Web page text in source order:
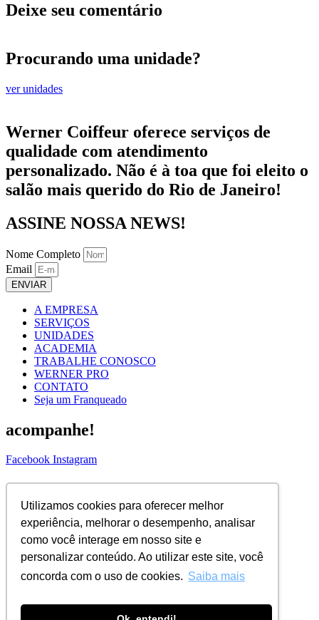
Utilizamos cookies para oferecer melhor
experiência, melhorar o desempenho, analisar
como você interage em nosso site e
personalizar conteúdo. Ao utilizar este site, você
concorda com o uso de cookies. Saiba mais
Deixe seu comentário
Procurando uma unidade?
ver unidades
Werner Coiffeur oferece serviços de
qualidade com atendimento
personalizado. Não é à toa que foi eleito o
salão mais querido do Rio de Janeiro!
ASSINE NOSSA NEWS!
Nome Completo
Email
ENVIAR
A EMPRESA
SERVIÇOS
UNIDADES
ACADEMIA
TRABALHE CONOSCO
WERNER PRO
CONTATO
Seja um Franqueado
acompanhe!
Facebook Instagram
ASSINE NOSSA NEWS!
Nome Completo
Email
© 2026 Todos os direitos reservados |
WERNER COIFFEUR